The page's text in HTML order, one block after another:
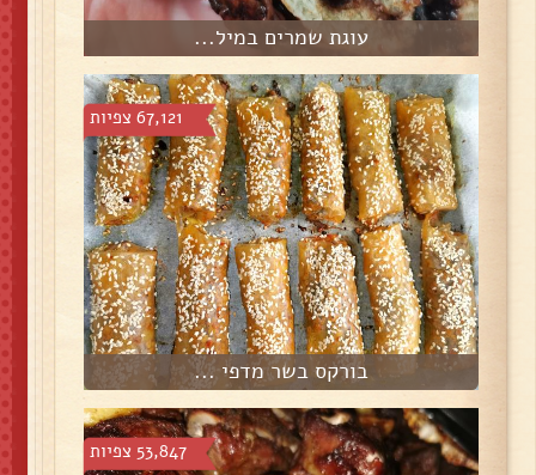
עוגת שמרים במיל...
67,121 צפיות
בורקס בשר מדפי ...
53,847 צפיות